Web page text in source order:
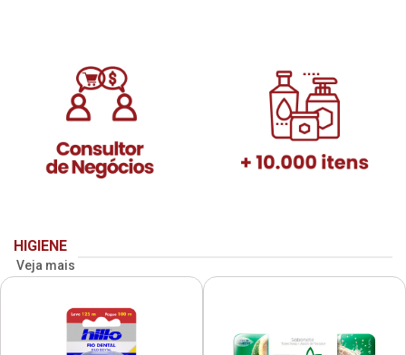
HIGIENE
Veja mais